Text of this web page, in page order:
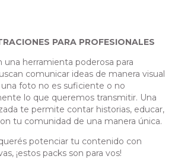
PARA PROFESIONALES
una herramienta poderosa para
comunicar ideas de manera visual
foto no es suficiente o no
lo que queremos transmitir. Una
te permite contar historias, educar,
tu comunidad de una manera única.
potenciar tu contenido con
¡estos packs son para vos!